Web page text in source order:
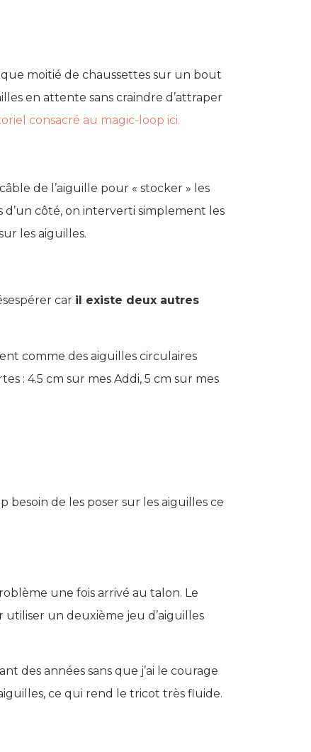
moitié de chaussettes sur un bout
en attente sans craindre d’attraper
consacré au magic-loop ici.
de l’aiguille pour « stocker » les
d’un côté, on interverti simplement les
les aiguilles.
car il existe deux autres
comme des aiguilles circulaires
: 4.5 cm sur mes Addi, 5 cm sur mes
besoin de les poser sur les aiguilles ce
une fois arrivé au talon. Le
un deuxième jeu d’aiguilles
des années sans que j’ai le courage
ce qui rend le tricot très fluide.